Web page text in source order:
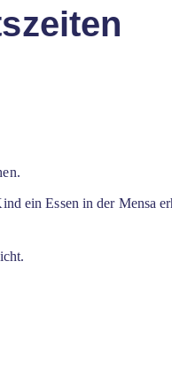
ein Essen in der Mensa